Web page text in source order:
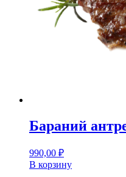
Бараний
990,00 ₽
В корзину